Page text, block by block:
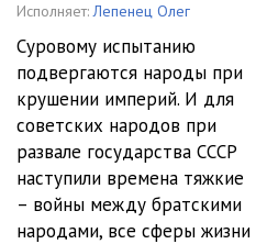
Исполняет: Лепенец Олег
Суровому испытанию
подвергаются народы при
крушении империй. И для
советских народов при
развале государства СССР
наступили времена тяжкие
– войны между братскими
народами, все сферы жизни